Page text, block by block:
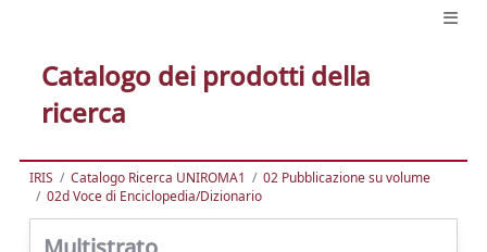
Catalogo dei prodotti della
ricerca
IRIS Catalogo Ricerca UNIROMA1
02 Pubblicazione su volume
02d Voce di Enciclopedia/Dizionario